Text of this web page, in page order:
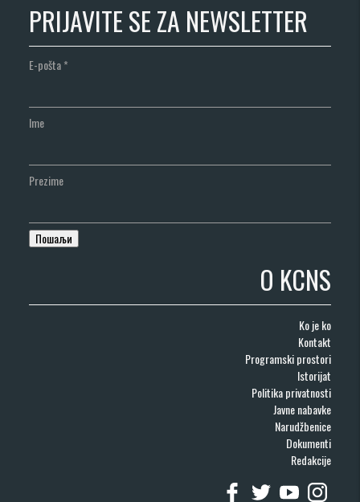
PRIJAVITE SE ZA NEWSLETTER
E-pošta*
Ime
Prezime
O KCNS
Ko je ko
Kontakt
Programski prostori
Istorijat
Politika privatnosti
Javne nabavke
Narudžbenice
Dokumenti
Redakcije